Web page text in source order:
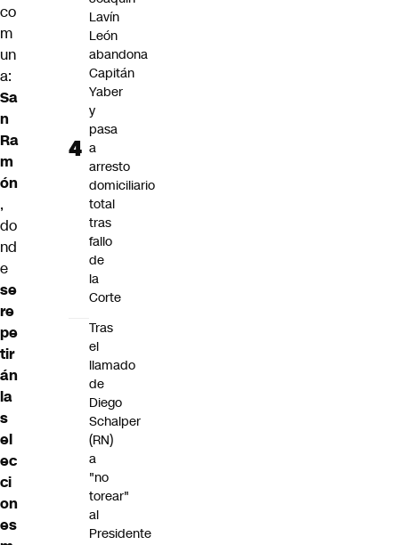
co
m
un
a:
Sa
n
Ra
m
ón
,
do
nd
e
se
re
pe
tir
án
la
s
el
ec
ci
on
es
Lavín
León
abandona
Capitán
Yaber
y
pasa
a
arresto
domiciliario
total
tras
fallo
de
la
Corte
Tras
el
llamado
de
Diego
Schalper
(RN)
a
"no
torear"
al
Presidente